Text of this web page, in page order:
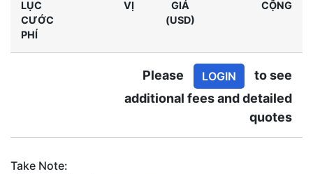
LỤC
CƯỚC
PHÍ
VỊ
GIÁ
(USD)
CỘNG
Please LOGIN
to see
additional fees and detailed
quotes
Take Note: